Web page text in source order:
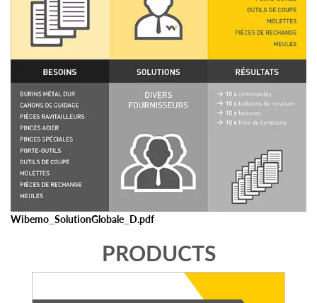
Wibemo_SolutionGlobale_D.pdf
PRODUCTS